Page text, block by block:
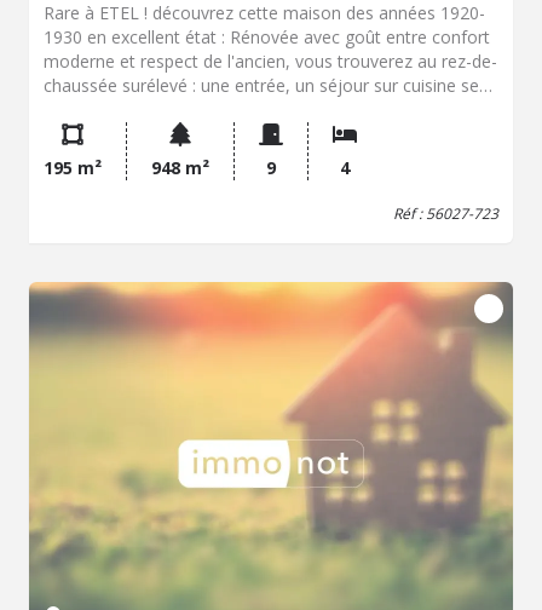
Rare à ETEL ! découvrez cette maison des années 1920-
1930 en excellent état : Rénovée avec goût entre confort
moderne et respect de l'ancien, vous trouverez au rez-de-
chaussée surélevé : une entrée, un séjour sur cuisine semi
arrivées d'eau sont disponibles pour convertir le bureau
en chambre avec salle d'eau. Vous trouverez en outre une
grande terrasse exposée sud avec accès vers le jardin et
sans vis-à-vis et avec vue dégagée, chose rare dans la
dressing, un bureau, et une salle de bains avec WC. Le
sous-sol (accessible de plain-pied) est composé d'une
cuisine d'été, d'une buanderie chaufferie, d'un gîte
comprenant grande chambre, salle d'eau et WC, ainsi que
d'un bureau indépendant de 35m² idéal pour du télétravail
ou une activité libérale ! Vous serez en outre séduit par sa
hauteur sous plafonds de pas moins de 2.5m. Enfin, la
maison dispose d'un stationnement extérieur devant la
maison, d'un garage indépendant, d'un abri de jardin, le
tout sur un terrain exposé sud et constructible de presque
1000m² !
195 m² 948 m² 9 4
Réf : 56027-723